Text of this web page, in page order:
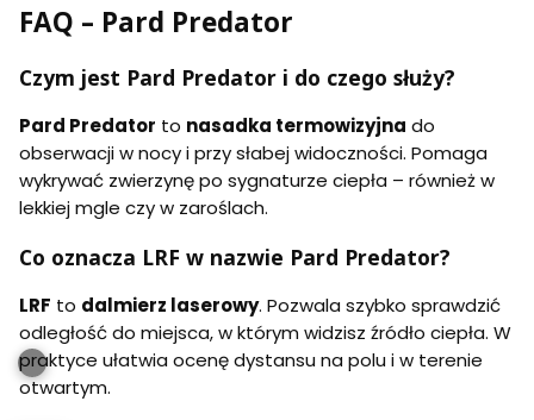
FAQ – Pard Predator
Czym jest Pard Predator i do czego służy?
Pard Predator to nasadka termowizyjna do
obserwacji w nocy i przy słabej widoczności. Pomaga
wykrywać zwierzynę po sygnaturze ciepła – również w
lekkiej mgle czy w zaroślach.
Co oznacza LRF w nazwie Pard Predator?
LRF to dalmierz laserowy. Pozwala szybko sprawdzić
odległość do miejsca, w którym widzisz źródło ciepła. W
praktyce ułatwia ocenę dystansu na polu i w terenie
otwartym.